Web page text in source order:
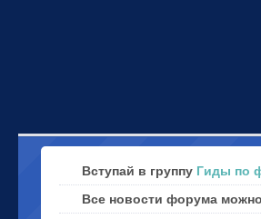
Вступай в группу Гиды по
Все новости форума